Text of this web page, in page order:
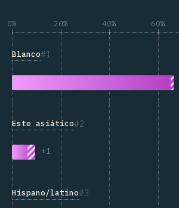
0% 20% 40% 60%
1
Blanco
2
Este asiático
+1
3
Hispano/latino